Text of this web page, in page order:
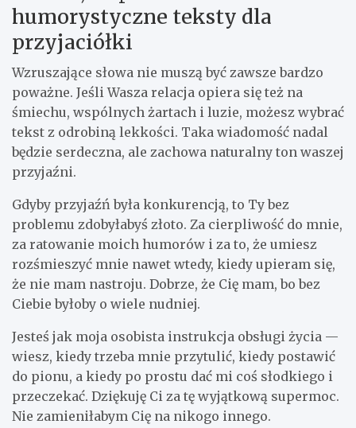
humorystyczne teksty dla
przyjaciółki
Wzruszające słowa nie muszą być zawsze bardzo
poważne. Jeśli Wasza relacja opiera się też na
śmiechu, wspólnych żartach i luzie, możesz wybrać
tekst z odrobiną lekkości. Taka wiadomość nadal
będzie serdeczna, ale zachowa naturalny ton waszej
przyjaźni.
Gdyby przyjaźń była konkurencją, to Ty bez
problemu zdobyłabyś złoto. Za cierpliwość do mnie,
za ratowanie moich humorów i za to, że umiesz
rozśmieszyć mnie nawet wtedy, kiedy upieram się,
że nie mam nastroju. Dobrze, że Cię mam, bo bez
Ciebie byłoby o wiele nudniej.
Jesteś jak moja osobista instrukcja obsługi życia —
wiesz, kiedy trzeba mnie przytulić, kiedy postawić
do pionu, a kiedy po prostu dać mi coś słodkiego i
przeczekać. Dziękuję Ci za tę wyjątkową supermoc.
Nie zamieniłabym Cię na nikogo innego.